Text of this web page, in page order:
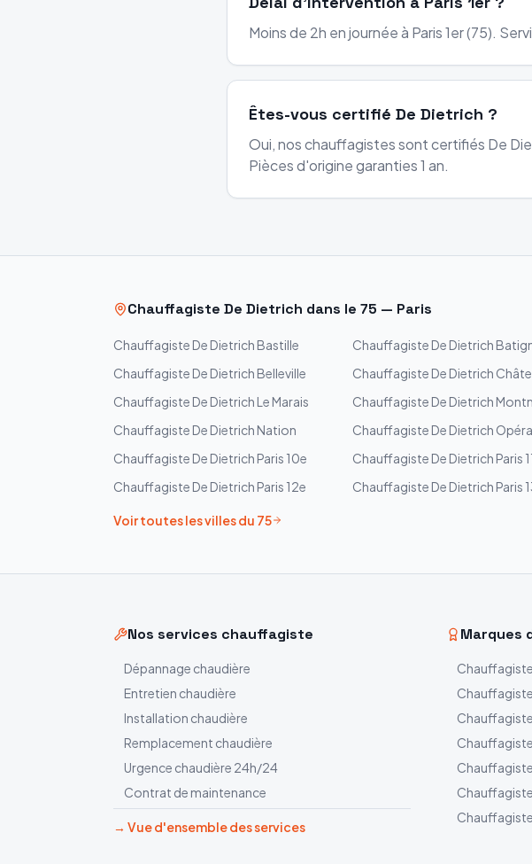
Moins de 2h en journée à Paris 1er (75).
Êtes-vous certifié De Dietrich ?
Oui, nos chauffagistes sont certifiés De
Pièces d'origine garanties 1 an.
Chauffagiste De Dietrich dans le 75 — Paris
Chauffagiste De Dietrich Bastille Chauffagiste De Dietrich
Chauffagiste De Dietrich Belleville Chauffagiste De Dietrich
Chauffagiste De Dietrich Le Marais Chauffagiste De Dietrich
Chauffagiste De Dietrich Nation Chauffagiste De Dietrich Opéra
Chauffagiste De Dietrich Paris 10e Chauffagiste De Dietrich Paris
Chauffagiste De Dietrich Paris 12e Chauffagiste De Dietrich Paris
Voir toutes les villes du 75
Nos services chauffagiste
Dépannage chaudière
Entretien chaudière
Installation chaudière
Remplacement chaudière
Urgence chaudière 24h/24
Contrat de maintenance
→ Vue d'ensemble des services
Marques
Chauffagiste
Chauffagiste
Chauffagiste
Chauffagiste
Chauffagiste
Chauffagiste
Chauffagiste